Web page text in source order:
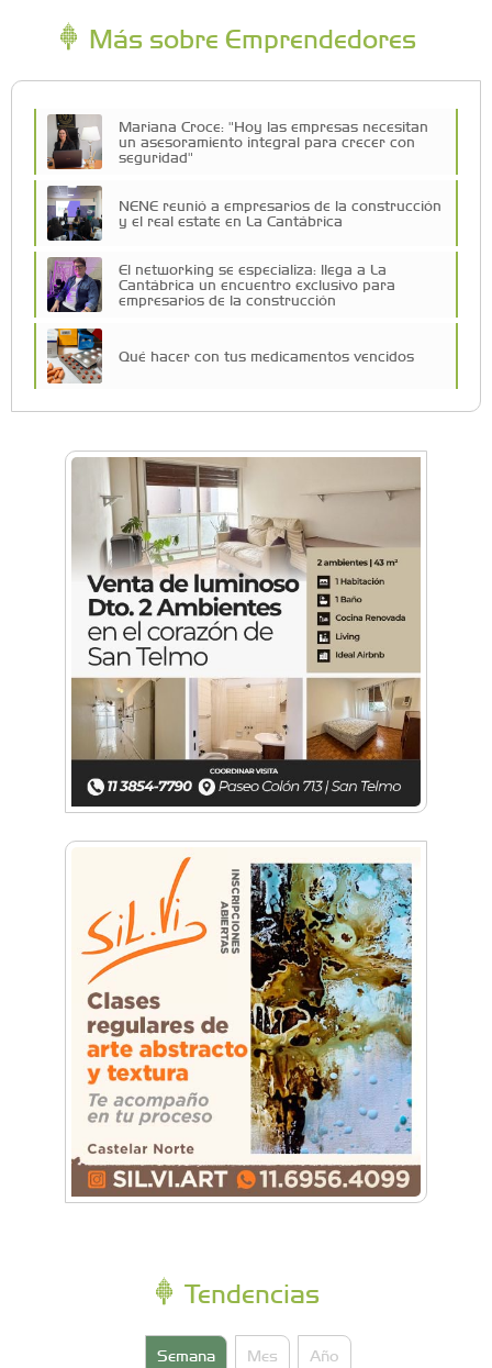
Más sobre Emprendedores
Mariana Croce: "Hoy las empresas necesitan
un asesoramiento integral para crecer con
seguridad"
NENE reunió a empresarios de la construcción
y el real estate en La Cantábrica
El networking se especializa: llega a La
Cantábrica un encuentro exclusivo para
empresarios de la construcción
Qué hacer con tus medicamentos vencidos
Más de 80 emprendedores, K-Pop y canje de
Vuelve la expo Morón Se Muestra: dos días
para conocer lo que se produce en el distrito
Historias con Toque Venezolano: Tequeños, la
esencia del sabor y la alegría en un bocado
Build With AI: Google Developer Groups
Castelar llevó charlas de IA a BYTEC
Lunettes de vegetales y corazón de
mozzarella: El paso a paso para una pasta de
autor
Una organización en expansión: Pamela
Álvarez y su enfoque integral en seguros
La mejor berenjena en escabeche está en la
Zona Oeste
Viva Fest llenó la plaza San Martín de Haedo
con música, feria y familias
Tendencias
Semana Mes Año